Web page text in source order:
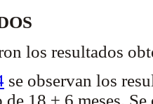
los resultados
se observan los
de 18 ± 6 meses.